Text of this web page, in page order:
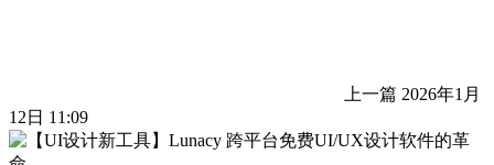
上一篇 2026年1月
12日 11:09